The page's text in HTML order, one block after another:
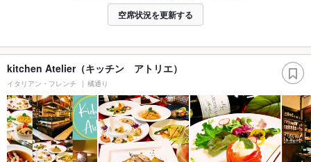
空席状況を更新する
kitchen Atelier（キッチン アトリエ）
イタリアン・フレンチ 橘通り